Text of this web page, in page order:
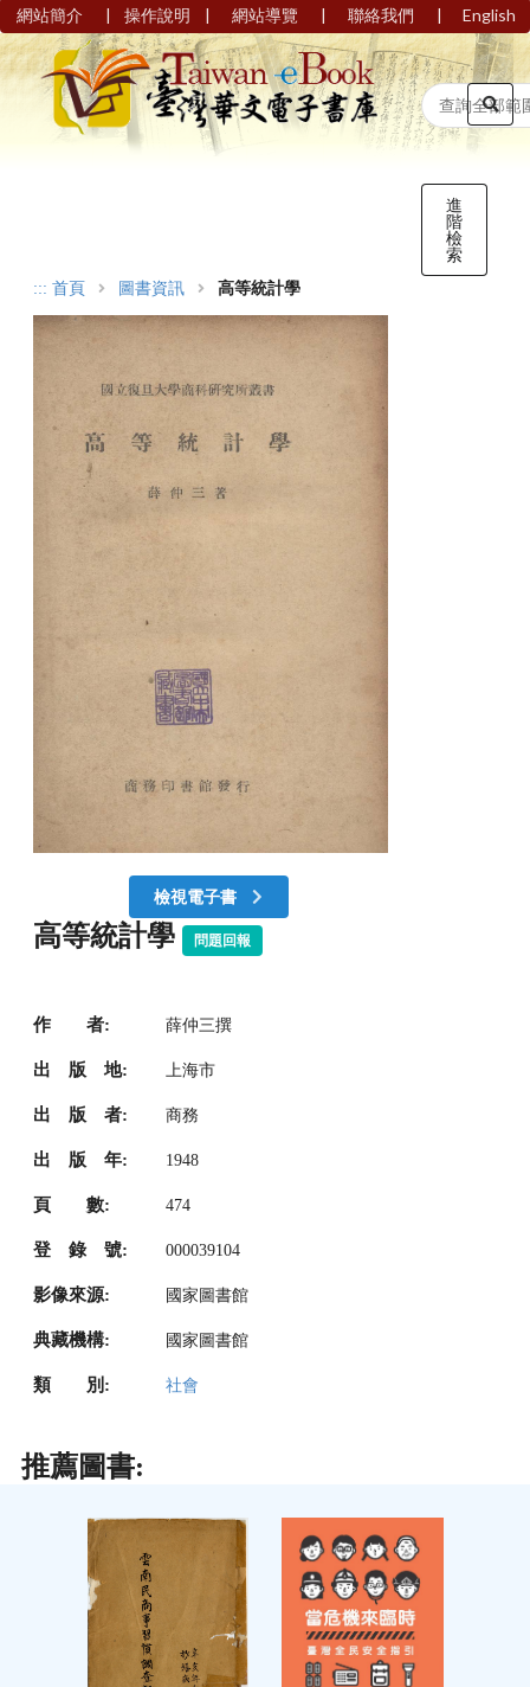
網站簡介 | 操作說明 | 網站導覽 | 聯絡我們 | English
進
階
檢
索
::: 首頁 圖書資訊 高等統計學
檢視電子書
高等統計學 問題回報
作 者: 薛仲三撰
出 版 地: 上海市
出 版 者: 商務
出 版 年: 1948
頁 數: 474
登 錄 號: 000039104
影像來源: 國家圖書館
典藏機構: 國家圖書館
類 別: 社會
推薦圖書: